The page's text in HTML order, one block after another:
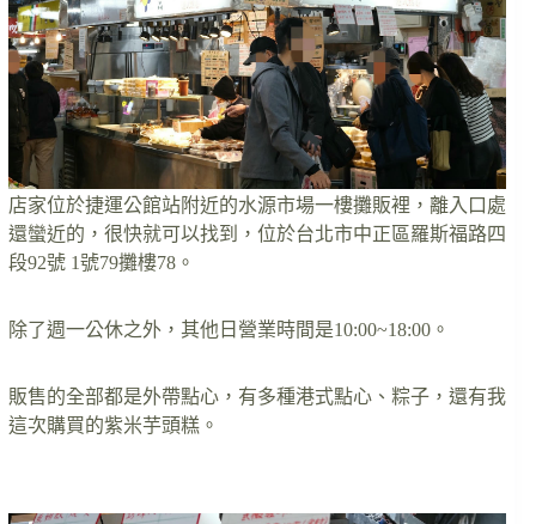
店家位於捷運公館站附近的水源市場一樓攤販裡，離入口處
還蠻近的，很快就可以找到，位於台北市中正區羅斯福路四
段92號 1號79攤樓78。
除了週一公休之外，其他日營業時間是10:00~18:00。
販售的全部都是外帶點心，有多種港式點心、粽子，還有我
這次購買的紫米芋頭糕。